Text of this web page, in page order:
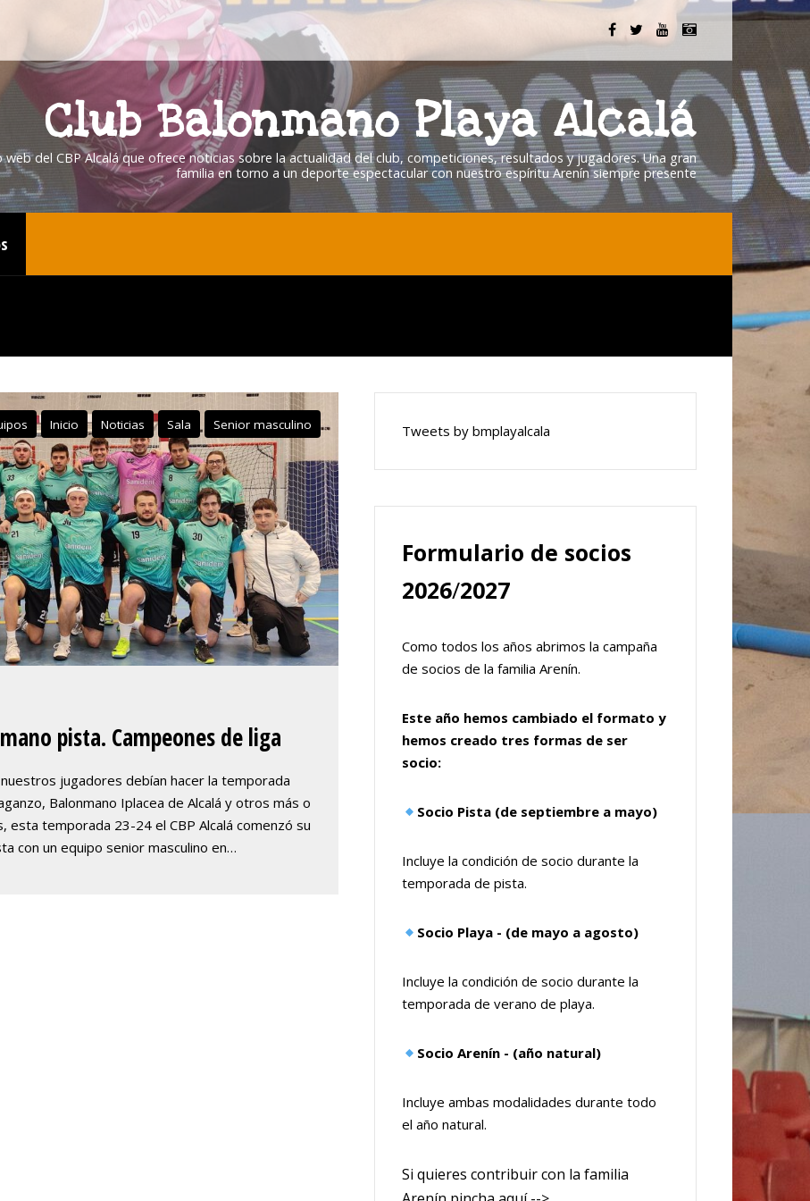
Club Balonmano Playa Alcalá
web del CBP Alcalá que ofrece noticias sobre la actualidad del club, competiciones, resultados y jugadores. Una gran
familia en torno a un deporte espectacular con nuestro espíritu Arenín siempre presente
Inicio Noticias Sala Senior masculino
pista. Campeones de liga
jugadores debían hacer la temporada
Balonmano Iplacea de Alcalá y otros más o
esta temporada 23-24 el CBP Alcalá comenzó su
con un equipo senior masculino en…
Tweets by bmplayalcala
Formulario de socios
2026/2027
Como todos los años abrimos la campaña
de socios de la familia Arenín.
Este año hemos cambiado el formato y
hemos creado tres formas de ser
socio:
Socio Pista (de septiembre a mayo)
Incluye la condición de socio durante la
temporada de pista.
Socio Playa - (de mayo a agosto)
Incluye la condición de socio durante la
temporada de verano de playa.
Socio Arenín - (año natural)
Incluye ambas modalidades durante todo
el año natural.
Si quieres contribuir con la familia